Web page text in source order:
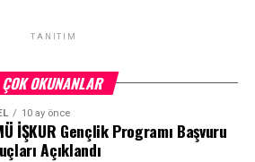
TANITIM
ÇOK OKUNANLAR
10 ay önce
İŞKUR Gençlik Programı Başvuru
Açıklandı